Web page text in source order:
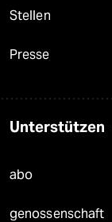
Stellen
Presse
Unterstützen
abo
genossenschaft